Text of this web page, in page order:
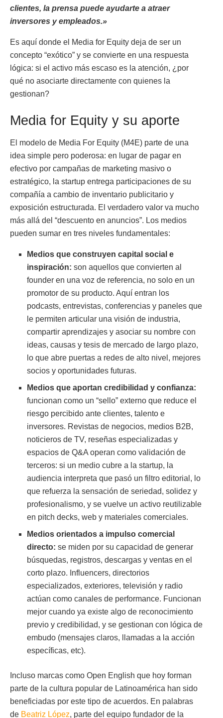
clientes, la prensa puede ayudarte a atraer
inversores y empleados.»
Es aquí donde el Media for Equity deja de ser un
concepto “exótico” y se convierte en una respuesta
lógica: si el activo más escaso es la atención, ¿por
qué no asociarte directamente con quienes la
gestionan?
Media for Equity y su aporte
El modelo de Media For Equity (M4E) parte de una
idea simple pero poderosa: en lugar de pagar en
efectivo por campañas de marketing masivo o
estratégico, la startup entrega participaciones de su
compañía a cambio de inventario publicitario y
exposición estructurada. El verdadero valor va mucho
más allá del “descuento en anuncios”. Los medios
pueden sumar en tres niveles fundamentales:
Medios que construyen capital social e
inspiración: son aquellos que convierten al
founder en una voz de referencia, no solo en un
promotor de su producto. Aquí entran los
podcasts, entrevistas, conferencias y paneles que
le permiten articular una visión de industria,
compartir aprendizajes y asociar su nombre con
ideas, causas y tesis de mercado de largo plazo,
lo que abre puertas a redes de alto nivel, mejores
socios y oportunidades futuras.
Medios que aportan credibilidad y confianza:
funcionan como un “sello” externo que reduce el
riesgo percibido ante clientes, talento e
inversores. Revistas de negocios, medios B2B,
noticieros de TV, reseñas especializadas y
espacios de Q&A operan como validación de
terceros: si un medio cubre a la startup, la
audiencia interpreta que pasó un filtro editorial, lo
que refuerza la sensación de seriedad, solidez y
profesionalismo, y se vuelve un activo reutilizable
en pitch decks, web y materiales comerciales.
Medios orientados a impulso comercial
directo: se miden por su capacidad de generar
búsquedas, registros, descargas y ventas en el
corto plazo. Influencers, directorios
especializados, exteriores, televisión y radio
actúan como canales de performance. Funcionan
mejor cuando ya existe algo de reconocimiento
previo y credibilidad, y se gestionan con lógica de
embudo (mensajes claros, llamadas a la acción
específicas, etc).
Incluso marcas como Open English que hoy forman
parte de la cultura popular de Latinoamérica han sido
beneficiadas por este tipo de acuerdos. En palabras
de Beatriz López, parte del equipo fundador de la